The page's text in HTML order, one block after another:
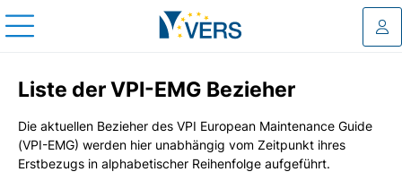
Liste der VPI-EMG Bezieher
Die aktuellen Bezieher des VPI European Maintenance Guide
(VPI-EMG) werden hier unabhängig vom Zeitpunkt ihres
Erstbezugs in alphabetischer Reihenfolge aufgeführt.